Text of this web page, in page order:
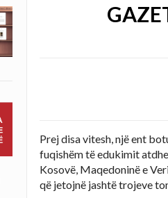
Prej disa vitesh, një ent
fuqishëm të edukimit
Kosovë, Maqedoninë e
që jetojnë jashtë trojeve